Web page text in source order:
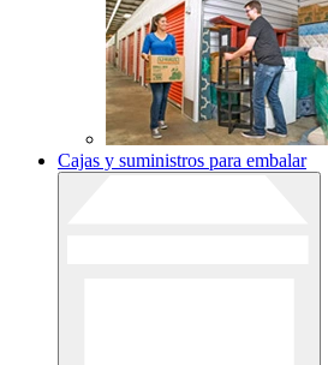
Cajas y suministros para embalar